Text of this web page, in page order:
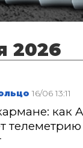
2026
16/06 13:11
как